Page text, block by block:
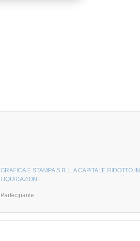
GRAFICA E STAMPA S.R.L. A CAPITALE RIDOTTO IN
LIQUIDAZIONE
Partecipante